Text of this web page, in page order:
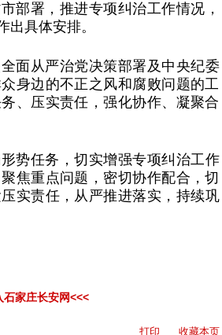
部署，推进专项纠治工作情况，
具体安排。
面从严治党决策部署及中央纪委
身边的不正之风和腐败问题的工
、压实责任，强化协作、凝聚合
势任务，切实增强专项纠治工作
焦重点问题，密切协作配合，切
实责任，从严推进落实， 持续巩
家庄长安网<<<
打印 收藏本页